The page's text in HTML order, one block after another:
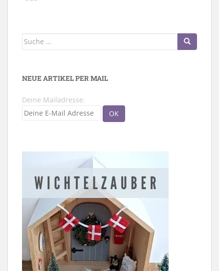
Suche
NEUE ARTIKEL PER MAIL
Deine Mailadresse: